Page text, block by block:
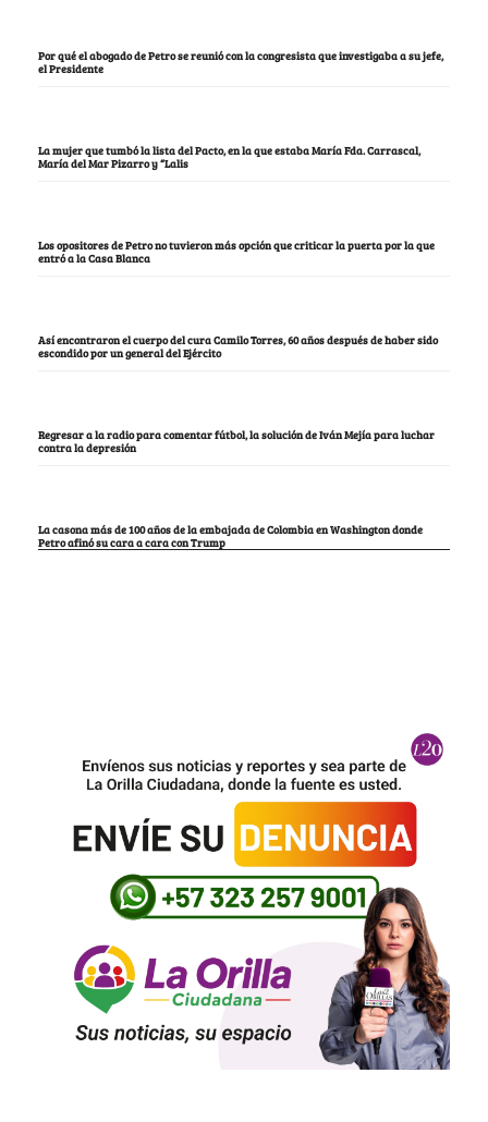
Por qué el abogado de Petro se reunió con la congresista que investigaba a su jefe,
el Presidente
La mujer que tumbó la lista del Pacto, en la que estaba María Fda. Carrascal,
María del Mar Pizarro y “Lalis
Los opositores de Petro no tuvieron más opción que criticar la puerta por la que
entró a la Casa Blanca
Así encontraron el cuerpo del cura Camilo Torres, 60 años después de haber sido
escondido por un general del Ejército
Regresar a la radio para comentar fútbol, la solución de Iván Mejía para luchar
contra la depresión
La casona más de 100 años de la embajada de Colombia en Washington donde
Petro afinó su cara a cara con Trump